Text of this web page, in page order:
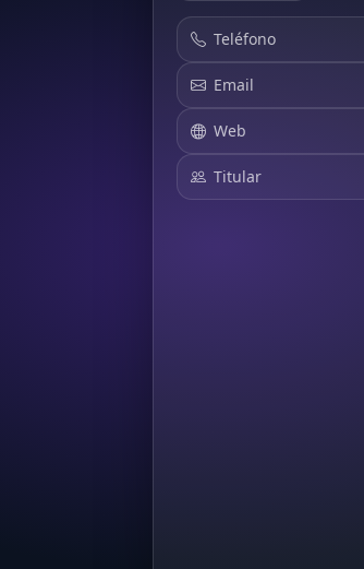
Teléfono
Email
Web
Titular